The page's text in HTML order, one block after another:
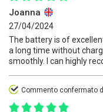
Joanna
27/04/2024
The battery is of
a long time without
smoothly. I can highly
Commento confermato